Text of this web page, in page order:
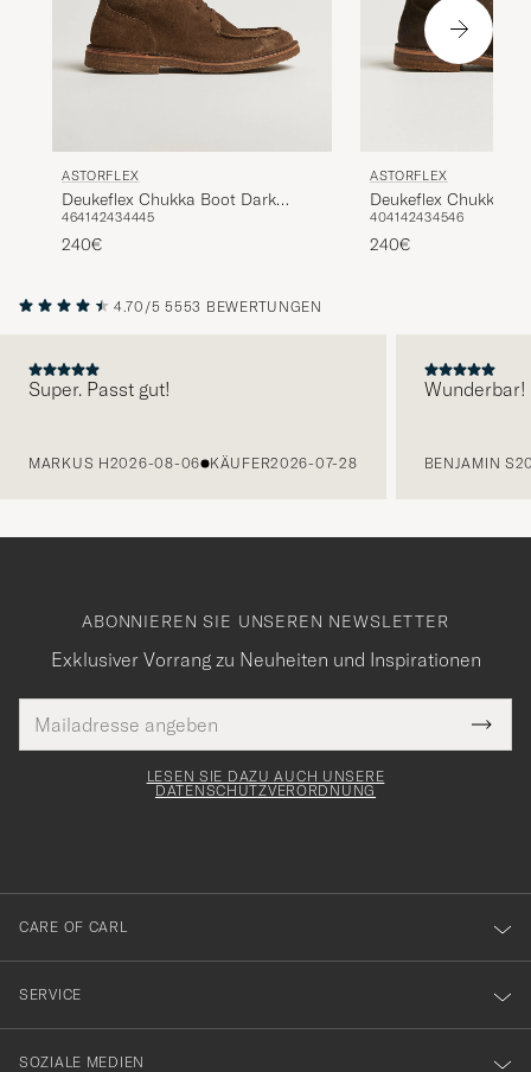
ASTORFLEX
Deukeflex Chukka Boot Dark
Khaki Suede
464142434445
240€
ASTORFLEX
Deukeflex Chukka
Brown Suede
404142434546
240€
4.70/5 5553 BEWERTUNGEN
Super. Passt gut!
MARKUS H2026-08-06 KÄUFER2026-07-28
Wunderbar!
BENJAMIN S
ABONNIEREN SIE UNSEREN NEWSLETTER
Exklusiver Vorrang zu Neuheiten und Inspirationen
Mail
Adresse
Tack
för
dig
till
vårt
nyhetsbrev!
LESEN SIE DAZU AUCH UNSERE
DATENSCHUTZVERORDNUNG
CARE OF CARL
SERVICE
SOZIALE MEDIEN